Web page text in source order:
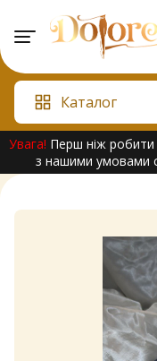
content
Каталог
Увага! Перш ніж
з нашими умовами